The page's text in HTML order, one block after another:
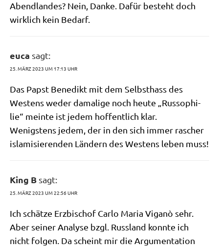
Abend­lan­des? Nein, Dan­ke. Dafür besteht doch
wirk­lich kein Bedarf.
euca sagt:
25. MÄRZ 2023 UM 17:13 UHR
Das Papst Bene­dikt mit dem Selbst­hass des
Westens weder dama­li­ge noch heu­te „Rus­so­phi­
lie“ mein­te ist jedem hof­fent­lich klar.
Wenig­stens jedem, der in den sich immer rascher
isla­mi­sie­ren­den Län­dern des Westens leben muss!
King B sagt:
25. MÄRZ 2023 UM 22:56 UHR
Ich schät­ze Erz­bi­schof Car­lo Maria Viganò sehr.
Aber sei­ner Ana­ly­se bzgl. Russ­land konn­te ich
nicht fol­gen. Da scheint mir die Argu­men­ta­ti­on